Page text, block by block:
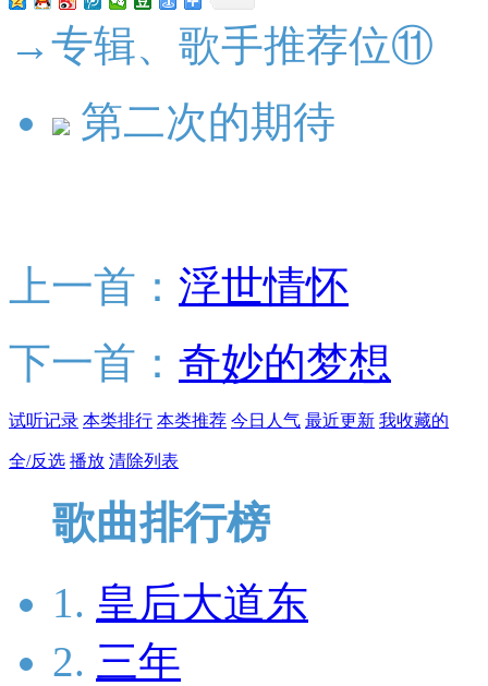
→专辑、歌手推荐位⑪
第二次的期待
上一首： 浮世情怀
下一首： 奇妙的梦想
试听记录 本类排行 本类推荐 今日人气 最近更新 我收藏的
全/反选 播放 清除列表
歌曲排行榜
1. 皇后大道东
2. 三年